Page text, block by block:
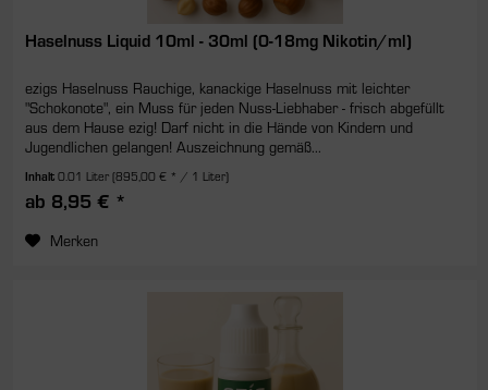
Haselnuss Liquid 10ml - 30ml (0-18mg Nikotin/ml)
ezigs Haselnuss Rauchige, kanackige Haselnuss mit leichter
"Schokonote", ein Muss für jeden Nuss-Liebhaber - frisch abgefüllt
aus dem Hause ezig! Darf nicht in die Hände von Kindern und
Jugendlichen gelangen! Auszeichnung gemäß...
Inhalt0.01 Liter(895,00 € * / 1 Liter)
ab 8,95 € *
Merken